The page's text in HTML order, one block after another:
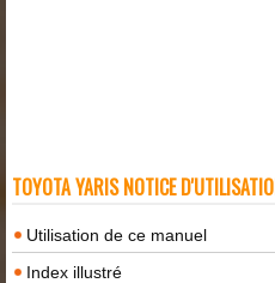
TOYOTA YARIS NOTICE
Utilisation de ce manuel
Index illustré